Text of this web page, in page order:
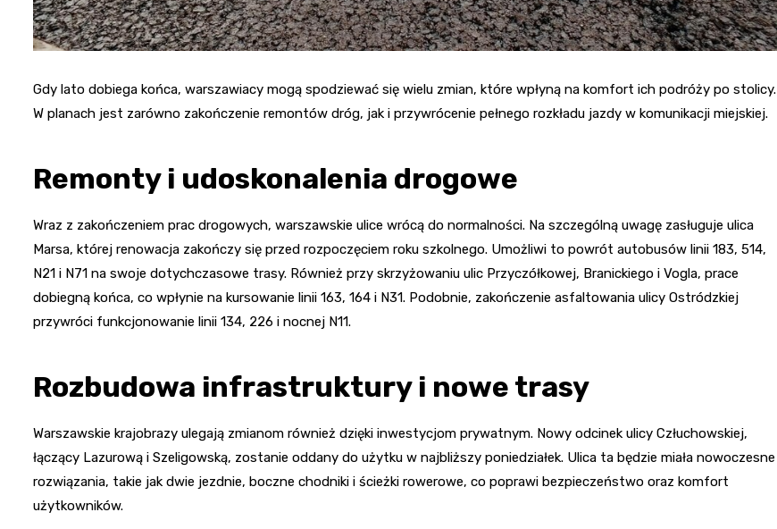
Gdy lato dobiega końca, warszawiacy mogą spodziewać się wielu zmian, które wpłyną na komfort ich podróży po stolicy.
W planach jest zarówno zakończenie remontów dróg, jak i przywrócenie pełnego rozkładu jazdy w komunikacji miejskiej.
Remonty i udoskonalenia drogowe
Wraz z zakończeniem prac drogowych, warszawskie ulice wrócą do normalności. Na szczególną uwagę zasługuje ulica
Marsa, której renowacja zakończy się przed rozpoczęciem roku szkolnego. Umożliwi to powrót autobusów linii 183, 514,
N21 i N71 na swoje dotychczasowe trasy. Również przy skrzyżowaniu ulic Przyczółkowej, Branickiego i Vogla, prace
dobiegną końca, co wpłynie na kursowanie linii 163, 164 i N31. Podobnie, zakończenie asfaltowania ulicy Ostródzkiej
przywróci funkcjonowanie linii 134, 226 i nocnej N11.
Rozbudowa infrastruktury i nowe trasy
Warszawskie krajobrazy ulegają zmianom również dzięki inwestycjom prywatnym. Nowy odcinek ulicy Człuchowskiej,
łączący Lazurową i Szeligowską, zostanie oddany do użytku w najbliższy poniedziałek. Ulica ta będzie miała nowoczesne
rozwiązania, takie jak dwie jezdnie, boczne chodniki i ścieżki rowerowe, co poprawi bezpieczeństwo oraz komfort
użytkowników.